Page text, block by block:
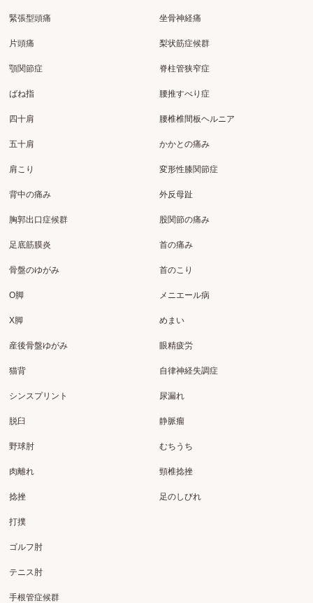
緊張型頭痛
片頭痛
顎関節症
ばね指
四十肩
五十肩
肩こり
背中の痛み
胸郭出口症候群
坐骨神経痛
梨状筋症候群
脊柱管狭窄症
腰推すべり症
腰椎椎間板ヘルニア
かかとの痛み
変形性膝関節症
外反母趾
股関節の痛み
足底筋膜炎
骨盤のゆがみ
O脚
X脚
産後骨盤ゆがみ
猫背
シンスプリント
脱臼
野球肘
肉離れ
捻挫
首の痛み
首のこり
メニエール病
めまい
眼精疲労
自律神経失調症
尿漏れ
静脈瘤
むちうち
頸椎捻挫
足のしびれ
打撲
ゴルフ肘
テニス肘
手根管症候群